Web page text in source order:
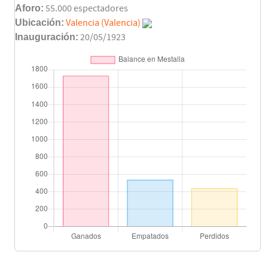
Aforo: 55.000 espectadores
Ubicación: Valencia (Valencia)
Inauguración: 20/05/1923